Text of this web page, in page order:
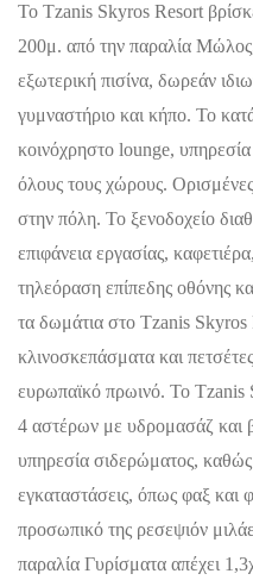
Το Tzanis Skyros Resort
200μ. από την παραλία
εξωτερική πισίνα, δωρεάν
γυμναστήριο και κήπο. Το
κοινόχρηστο lounge,
όλους τους χώρους.
στην πόλη. Το ξενοδοχείο
επιφάνεια εργασίας,
τηλεόραση επίπεδης οθόνης
τα δωμάτια στο Tzanis Skyros
κλινοσκεπάσματα και
ευρωπαϊκό πρωινό. Το Tzanis
4 αστέρων με υδρομασάζ και
υπηρεσία σιδερώματος, καθώς
εγκαταστάσεις, όπως φαξ και
προσωπικό της ρεσεψιόν
παραλία Γυρίσματα απέχει